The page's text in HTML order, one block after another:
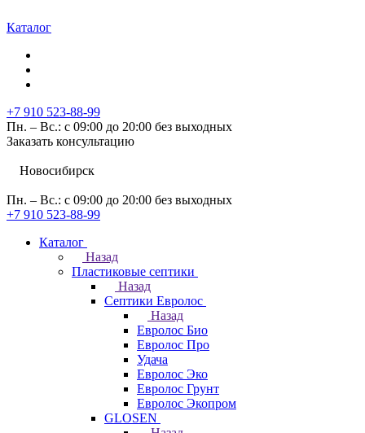
Каталог
+7 910 523-88-99
Пн. – Вс.: с 09:00 до 20:00 без выходных
Заказать консультацию
Новосибирск
Пн. – Вс.: с 09:00 до 20:00 без выходных
+7 910 523-88-99
Каталог
Назад
Пластиковые септики
Назад
Септики Евролос
Назад
Евролос Био
Евролос Про
Удача
Евролос Эко
Евролос Грунт
Евролос Экопром
GLOSEN